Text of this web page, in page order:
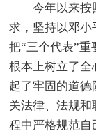
今年以来按照
求，坚持以邓小
把“三个代表”
根本上树立了
起了牢固的道
关法律、法规
程中严格规范